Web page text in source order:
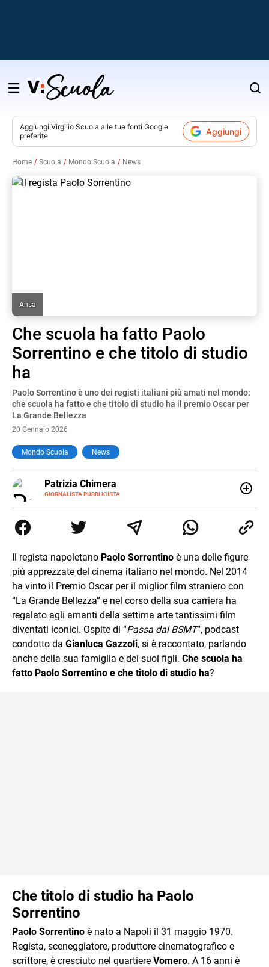
Salta
contenuto
Aggiungi Virgilio Scuola alle tue fonti Google
preferite
Aggiungi
Home Scuola Mondo Scuola News
Ansa
Che scuola ha fatto Paolo
Sorrentino e che titolo di studio
ha
Paolo Sorrentino è uno dei registi italiani più amati nel mondo:
che scuola ha fatto e che titolo di studio ha il premio Oscar per
La Grande Bellezza
20 Gennaio 2026
Mondo Scuola News
Patrizia Chimera
GIORNALISTA PUBBLICISTA
E-
MAIL
LINKEDIN
collaborato con grandi gruppi editoriali e agenzie di
comunicazione specializzandosi nella scrittura di articoli
Il regista napoletano Paolo Sorrentino è una delle figure
più apprezzate del cinema italiano nel mondo. Nel 2014
ha vinto il Premio Oscar per il miglior film straniero con
“La Grande Bellezza” e nel corso della sua carriera ha
regalato agli amanti della settima arte tantissimi film
diventati iconici. Ospite di “Passa dal BSMT“, podcast
condotto da Gianluca Gazzoli, si è raccontato, parlando
anche della sua famiglia e dei suoi figli. Che scuola ha
fatto Paolo Sorrentino e che titolo di studio ha?
Che titolo di studio ha Paolo
Sorrentino
Paolo Sorrentino è nato a Napoli il 31 maggio 1970.
Regista, sceneggiatore, produttore cinematografico e
scrittore, è cresciuto nel quartiere Vomero. A 16 anni è